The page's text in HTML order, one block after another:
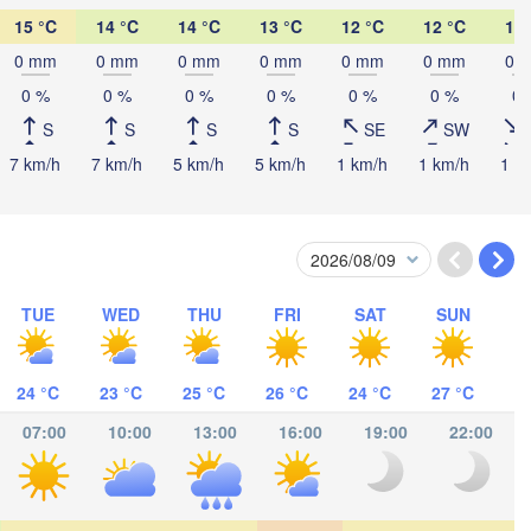
15 °C
0 mm
0 %
S
7 km/h
14 °C
0 mm
0 %
S
7 km/h
14 °C
0 mm
0 %
S
5 km/h
13 °C
0 mm
0 %
S
5 km/h
12 °C
0 mm
0 %
SE
1 km/h
12 °C
0 mm
0 %
SW
1 km/h
13
0
0
1
TUE
24 °C
WED
23 °C
THU
25 °C
FRI
26 °C
SAT
24 °C
SUN
27 °C
07:00 10:00 13:00 16:00 19:00 22:00
Lucknow
日喀则市
(Shigatse)
काठमाडौं
(Kathmandu)
Gorakhpur
(Pokhara)
NEPAL